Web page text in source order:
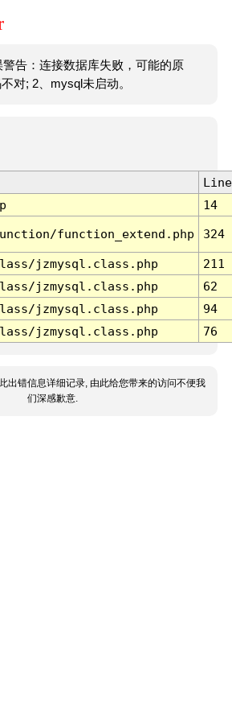
警告：连接数据库失败，可能的原
对; 2、mysql未启动。
Line
14
function_extend.php 324
jzmysql.class.php
211
jzmysql.class.php
62
jzmysql.class.php
94
jzmysql.class.php 76
出错信息详细记录, 由此给您带来的访问不便我
们深感歉意.